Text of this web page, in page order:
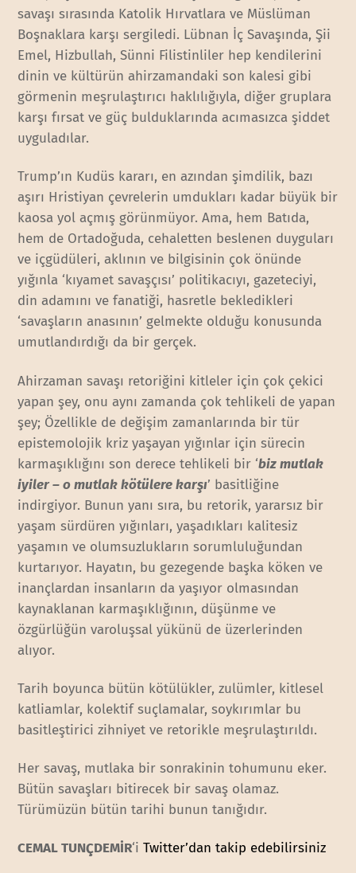
savaşı sırasında Katolik Hırvatlara ve Müslüman
Boşnaklara karşı sergiledi. Lübnan İç Savaşında, Şii
Emel, Hizbullah, Sünni Filistinliler hep kendilerini
dinin ve kültürün ahirzamandaki son kalesi gibi
görmenin meşrulaştırıcı haklılığıyla, diğer gruplara
karşı fırsat ve güç bulduklarında acımasızca şiddet
uyguladılar.
Trump’ın Kudüs kararı, en azından şimdilik, bazı
aşırı Hristiyan çevrelerin umdukları kadar büyük bir
kaosa yol açmış görünmüyor. Ama, hem Batıda,
hem de Ortadoğuda, cehaletten beslenen duyguları
ve içgüdüleri, aklının ve bilgisinin çok önünde
yığınla ‘kıyamet savaşçısı’ politikacıyı, gazeteciyi,
din adamını ve fanatiği, hasretle bekledikleri
‘savaşların anasının’ gelmekte olduğu konusunda
umutlandırdığı da bir gerçek.
Ahirzaman savaşı retoriğini kitleler için çok çekici
yapan şey, onu aynı zamanda çok tehlikeli de yapan
şey; Özellikle de değişim zamanlarında bir tür
epistemolojik kriz yaşayan yığınlar için sürecin
karmaşıklığını son derece tehlikeli bir ‘biz mutlak
iyiler – o mutlak kötülere karşı’ basitliğine
indirgiyor. Bunun yanı sıra, bu retorik, yararsız bir
yaşam sürdüren yığınları, yaşadıkları kalitesiz
yaşamın ve olumsuzlukların sorumluluğundan
kurtarıyor. Hayatın, bu gezegende başka köken ve
inançlardan insanların da yaşıyor olmasından
kaynaklanan karmaşıklığının, düşünme ve
özgürlüğün varoluşsal yükünü de üzerlerinden
alıyor.
Tarih boyunca bütün kötülükler, zulümler, kitlesel
katliamlar, kolektif suçlamalar, soykırımlar bu
basitleştirici zihniyet ve retorikle meşrulaştırıldı.
Her savaş, mutlaka bir sonrakinin tohumunu eker.
Bütün savaşları bitirecek bir savaş olamaz.
Türümüzün bütün tarihi bunun tanığıdır.
CEMAL TUNÇDEMİR‘iTwitter’dan takip edebilirsiniz